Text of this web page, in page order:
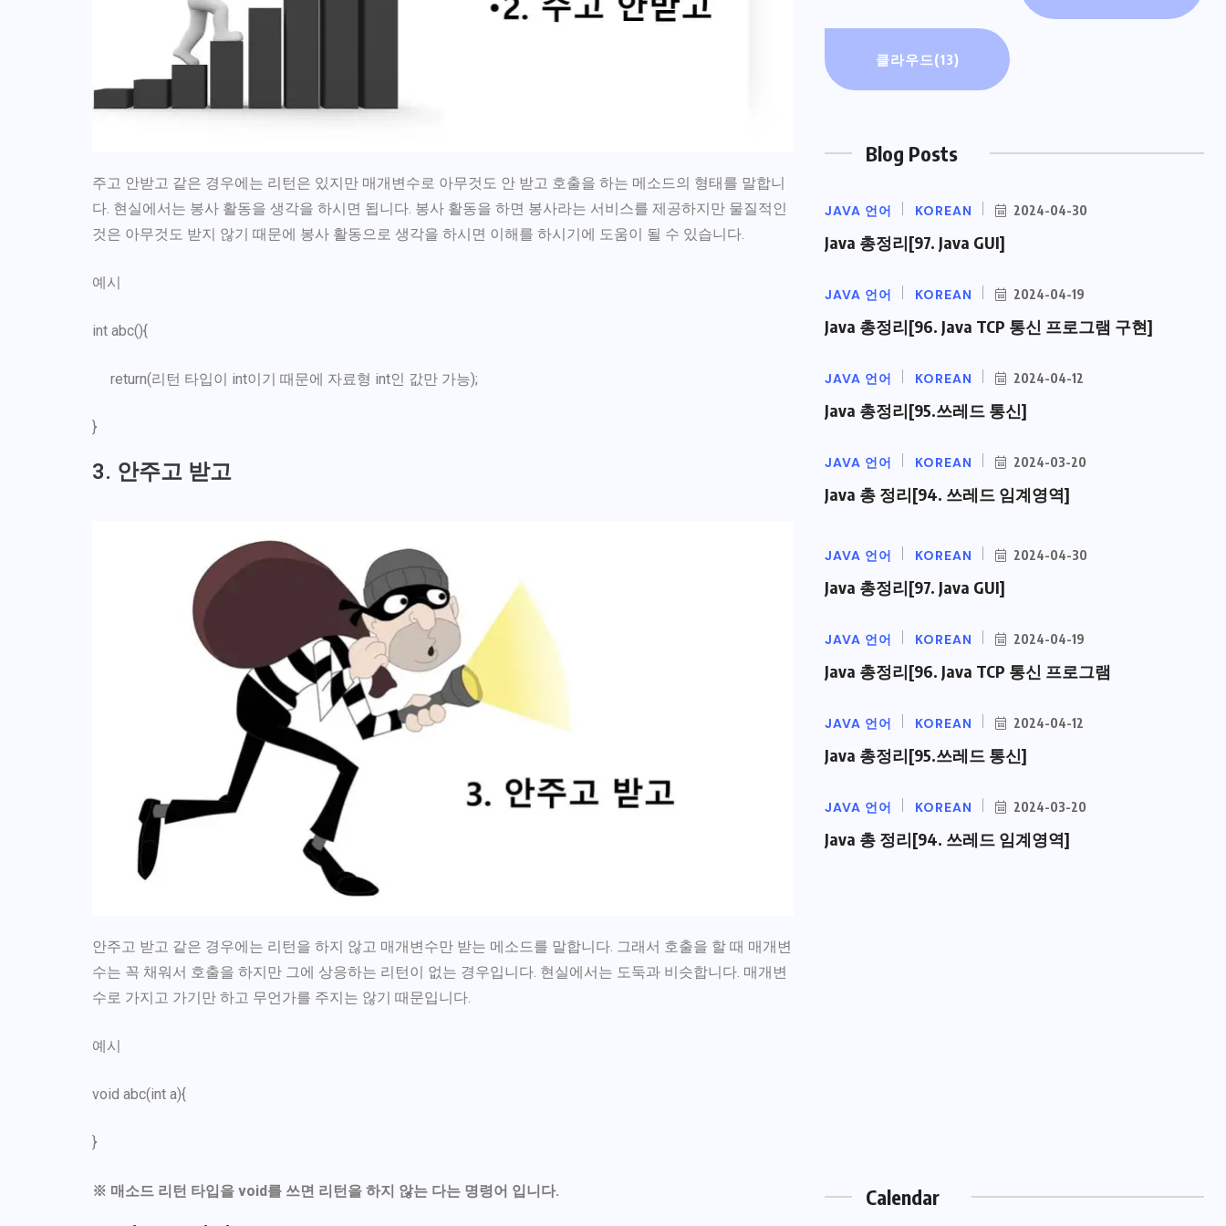
주고 안받고 같은 경우에는 리턴은 있지만 매개변수로 아무것도 안 받고 호출을 하는 메소드의 형태를 말합니
다. 현실에서는 봉사 활동을 생각을 하시면 됩니다. 봉사 활동을 하면 봉사라는 서비스를 제공하지만 물질적인
것은 아무것도 받지 않기 때문에 봉사 활동으로 생각을 하시면 이해를 하시기에 도움이 될 수 있습니다.
예시
int abc(){
return(리턴 타입이 int이기 때문에 자료형 int인 값만 가능);
}
3. 안주고 받고
안주고 받고 같은 경우에는 리턴을 하지 않고 매개변수만 받는 메소드를 말합니다. 그래서 호출을 할 때 매개변
수는 꼭 채워서 호출을 하지만 그에 상응하는 리턴이 없는 경우입니다. 현실에서는 도둑과 비슷합니다. 매개변
수로 가지고 가기만 하고 무언가를 주지는 않기 때문입니다.
예시
void abc(int a){
}
※ 매소드 리턴 타입을 void를 쓰면 리턴을 하지 않는 다는 명령어 입니다.
클라우드(13)
Blog Posts
JAVA 언어 KOREAN 2024-04-30
Java 총정리[97. Java GUI]
JAVA 언어 KOREAN 2024-04-19
Java 총정리[96. Java TCP 통신 프로그램 구현]
JAVA 언어 KOREAN 2024-04-12
Java 총정리[95.쓰레드 통신]
JAVA 언어 KOREAN 2024-03-20
Java 총 정리[94. 쓰레드 임계영역]
JAVA 언어 KOREAN 2024-04-30
Java 총정리[97. Java GUI]
JAVA 언어 KOREAN 2024-04-19
Java 총정리[96. Java TCP 통신 프로그램
JAVA 언어 KOREAN 2024-04-12
Java 총정리[95.쓰레드 통신]
JAVA 언어 KOREAN 2024-03-20
Java 총 정리[94. 쓰레드 임계영역]
Calendar